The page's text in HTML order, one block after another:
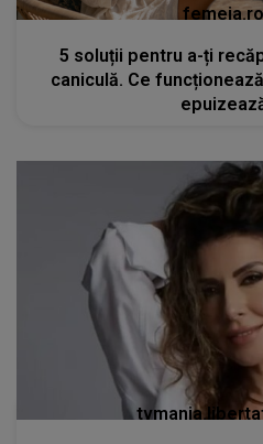
femeia.ro
5 soluții pentru a-ți
caniculă. Ce